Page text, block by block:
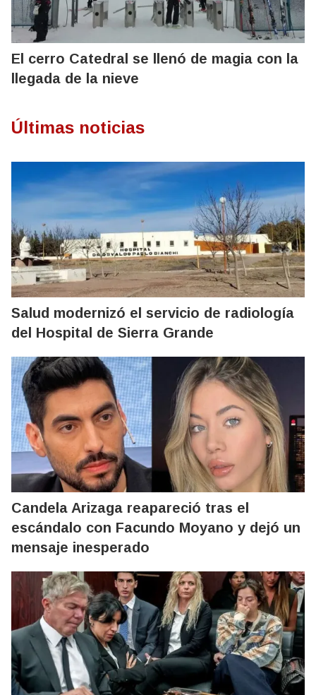
El cerro Catedral se llenó de magia con la
llegada de la nieve
Últimas noticias
Salud modernizó el servicio de radiología
del Hospital de Sierra Grande
Candela Arizaga reapareció tras el
escándalo con Facundo Moyano y dejó un
mensaje inesperado